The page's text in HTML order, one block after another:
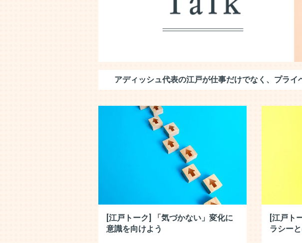
アディッシュ代表の江戸が仕事だけでなく、プライ
[江戸トーク] 「気づかない」変化に
意識を向けよう
[江戸ト
ラシー